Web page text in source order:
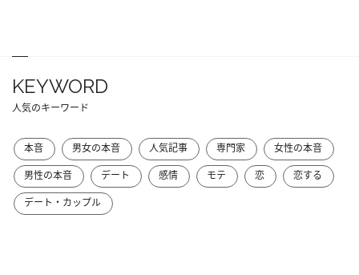
KEYWORD
人気のキーワード
本音 男女の本音 人気記事 専門家
女性の本音
男性の本音
デート 感情 モテ 恋
恋する
デート・カップル